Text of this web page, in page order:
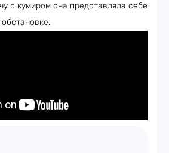
с кумиром она представляла себе